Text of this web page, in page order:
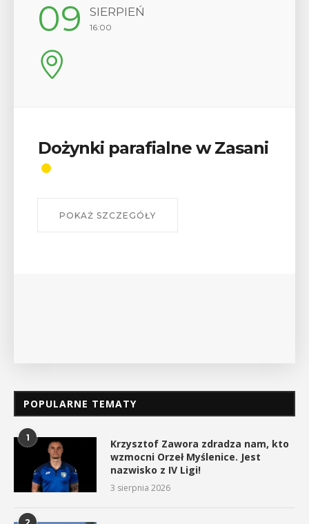
12 SIERPIEŃ
17:00
Wykład „Jak zdobyć
odznaki na myślenickich
W środę 12 sierpnia o godz. 17 w Miejskiej
POPULARNE TEMATY
1
Krzysztof Zawora zdradza nam, kto
wzmocni Orzeł Myślenice. Jest
nazwisko z IV Ligi!
3 sierpnia 2026